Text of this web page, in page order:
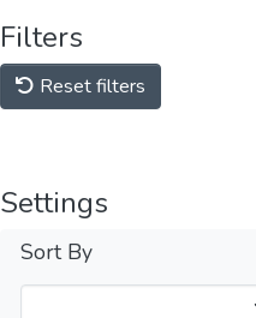
Filters
Reset filters
Settings
Sort By